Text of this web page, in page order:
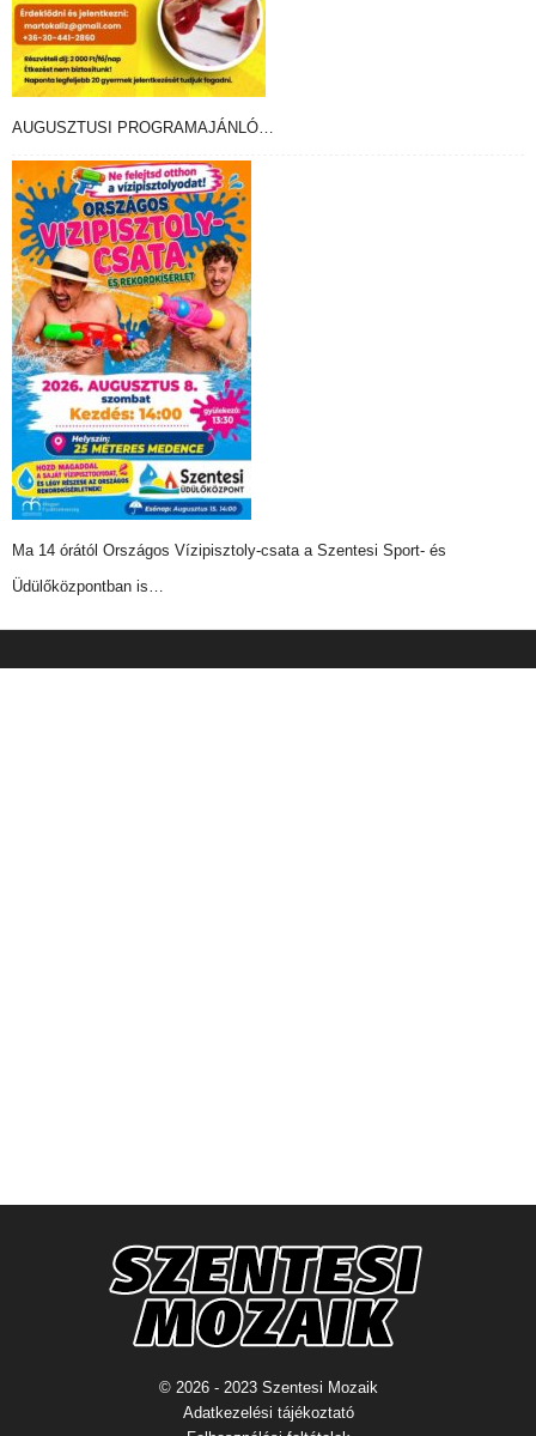
AUGUSZTUSI PROGRAMAJÁNLÓ…
Ma 14 órától Országos Vízipisztoly-csata a Szentesi Sport- és
Üdülőközpontban is…
© 2026 - 2023 Szentesi Mozaik
Adatkezelési tájékoztató